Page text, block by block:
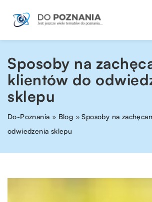
Sposoby na
klientów do
sklepu
Do-Poznania » Blog »Sposoby na
odwiedzenia sklepu